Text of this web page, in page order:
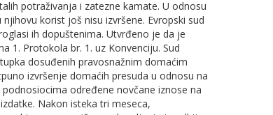
potraživanja i zatezne kamate. U odnosu
korist još nisu izvršene. Evropski sud
ih dopuštenima. Utvrđeno je da je
1. Protokola br. 1. uz Konvenciju. Sud
dosuđenih pravosnažnim domaćim
izvršenje domaćih presuda u odnosu na
određene novčane iznose na
Nakon isteka tri meseca,